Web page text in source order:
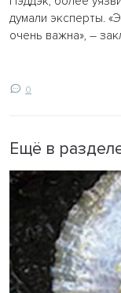
думали эксперты.
очень важна», –
0
Ещё в